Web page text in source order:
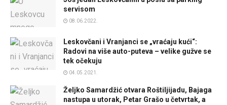
servisom
08.06.2022.
Leskovčani i Vranjanci se „vraćaju kući“:
Radovi na više auto-puteva – velike gužve se
tek očekuju
04.05.2021.
Željko Samardžić otvara Roštiljijadu, Bajaga
nastupa u utorak, Petar Grašo u četvrtak, a